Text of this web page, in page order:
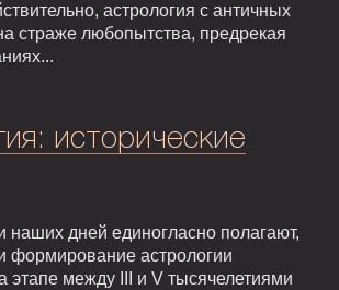
астрология с античных
страже любопытства, предрекая
исторические
наших дней единогласно полагают,
формирование астрологии
этапе между III и V тысячелетиями